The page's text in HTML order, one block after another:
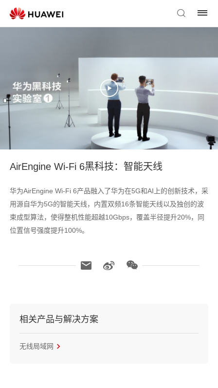
AirEngine Wi-Fi 6黑科技：智能天线
华为AirEngine Wi-Fi 6产品融入了华为在5G和AI上的创新技术，采
用源自华为5G的智能天线，内置双频16条智能天线以及独创的波
束成型算法，使得整机性能超越10Gbps，覆盖半径提升20%，同
位置信号强度提升100%。
相关产品与解决方案
无线局域网